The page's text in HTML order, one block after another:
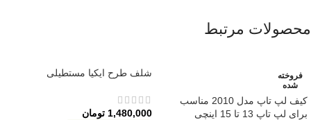
محصولات مرتبط
فروخته
شده
کیف لپ تاپ مدل 2010 مناسب
برای لپ تاپ 13 تا 15 اینچی
شلف طرح ایکیا مستطیلی
1,480,000 تومان